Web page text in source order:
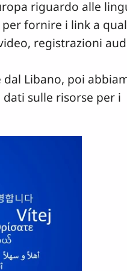
riguardo alle
fornire i link a
registrazioni
Libano, poi
sulle risorse per i